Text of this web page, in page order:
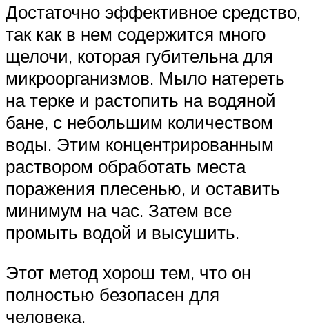
Достаточно эффективное средство,
так как в нем содержится много
щелочи, которая губительна для
микроорганизмов. Мыло натереть
на терке и растопить на водяной
бане, с небольшим количеством
воды. Этим концентрированным
раствором обработать места
поражения плесенью, и оставить
минимум на час. Затем все
промыть водой и высушить.
Этот метод хорош тем, что он
полностью безопасен для
человека.